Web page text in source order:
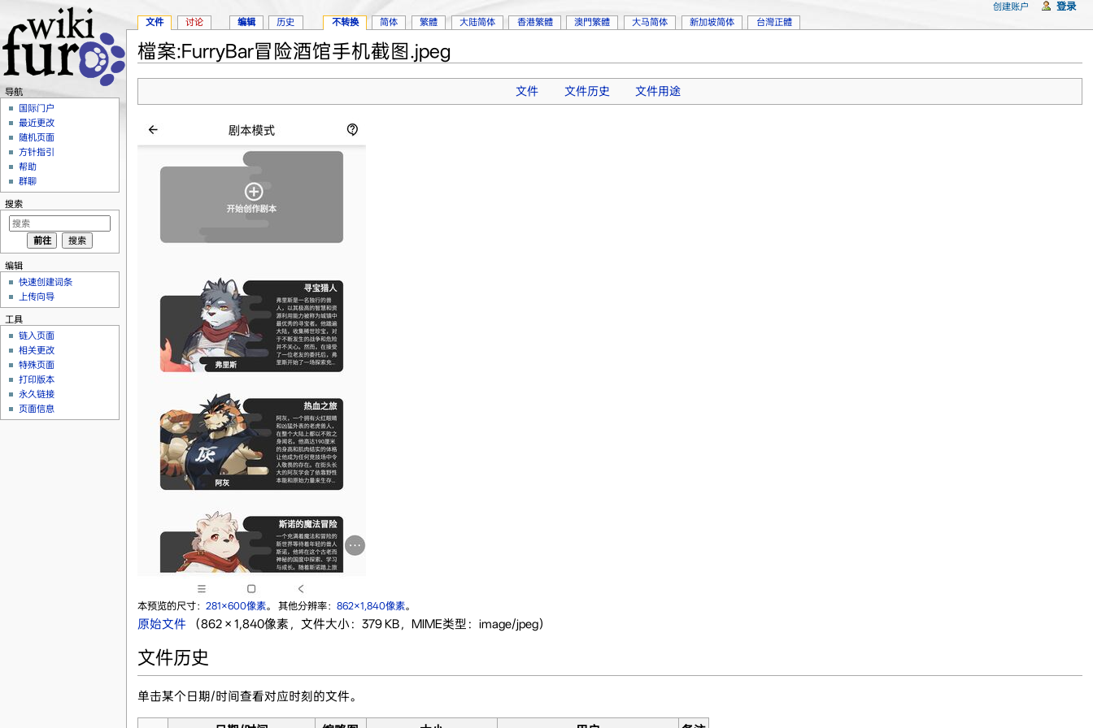
檔案:FurryBar冒险酒馆手机截图.jpeg
文件 文件历史 文件用途
本预览的尺寸： 281×600像素。 其他分辨率： 862×1,840像素。
原始文件‎ （862 × 1,840像素，文件大小：379 KB，MIME类型：image/jpeg）
文件历史
单击某个日期/时间查看对应时刻的文件。
文件 讨论 编辑 历史 不转换 简体 繁體 大陆简体 香港繁體 澳門繁體 大马简体 新加坡简体 台灣正體
创建账户 登录
导航
国际门户
最近更改
随机页面
方针指引
帮助
群聊
搜索
编辑
快速创建词条
上传向导
工具
链入页面
相关更改
特殊页面
打印版本
永久链接
页面信息